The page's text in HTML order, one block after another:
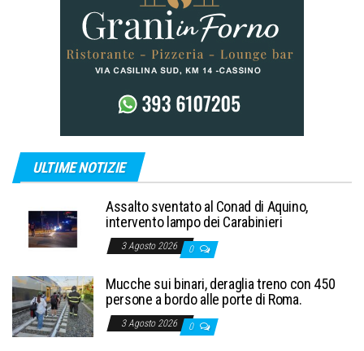
ULTIME NOTIZIE
Assalto sventato al Conad di Aquino,
intervento lampo dei Carabinieri
3 Agosto 2026 0
Mucche sui binari, deraglia treno con 450
persone a bordo alle porte di Roma.
3 Agosto 2026 0